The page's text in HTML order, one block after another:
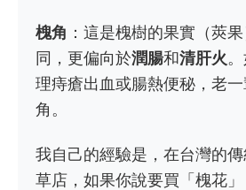
槐角 ：這是槐樹的果實（莢
同，更偏向於潤腸和清肝火
理痔瘡出血或腸熱便秘，老
角。
我自己的經驗是，在台灣的
草店，如果你說要買「槐花